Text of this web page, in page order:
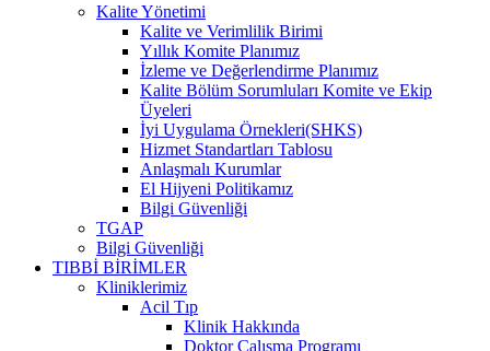
Kalite Yönetimi
Kalite ve Verimlilik Birimi
Yıllık Komite Planımız
İzleme ve Değerlendirme Planımız
Kalite Bölüm Sorumluları Komite ve Ekip
Üyeleri
İyi Uygulama Örnekleri(SHKS)
Hizmet Standartları Tablosu
Anlaşmalı Kurumlar
El Hijyeni Politikamız
Bilgi Güvenliği
TGAP
Bilgi Güvenliği
TIBBİ BİRİMLER
Kliniklerimiz
Acil Tıp
Klinik Hakkında
Doktor Çalışma Programı